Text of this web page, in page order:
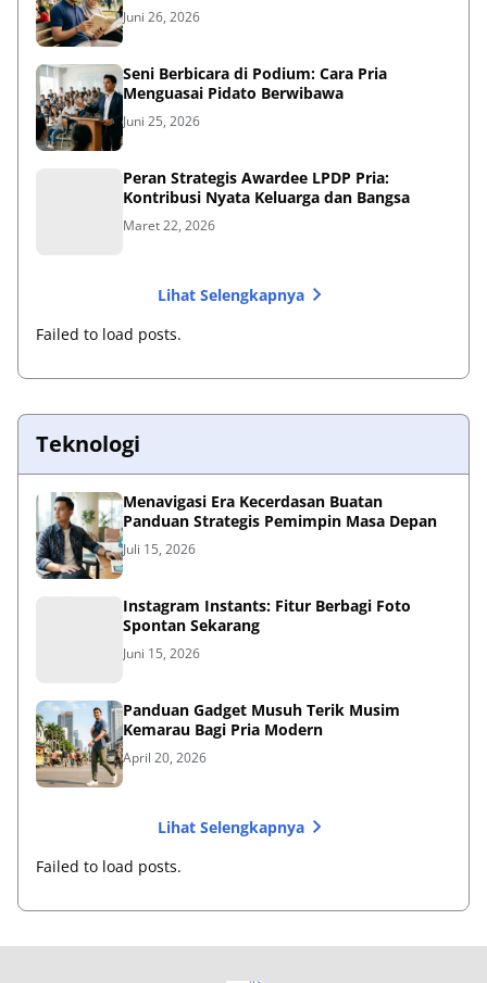
Juni 26, 2026
Seni Berbicara di Podium: Cara Pria
Menguasai Pidato Berwibawa
Juni 25, 2026
Peran Strategis Awardee LPDP Pria:
Kontribusi Nyata Keluarga dan Bangsa
Maret 22, 2026
Lihat Selengkapnya
Failed to load posts.
Teknologi
Menavigasi Era Kecerdasan Buatan
Panduan Strategis Pemimpin Masa Depan
Juli 15, 2026
Instagram Instants: Fitur Berbagi Foto
Spontan Sekarang
Juni 15, 2026
Panduan Gadget Musuh Terik Musim
Kemarau Bagi Pria Modern
April 20, 2026
Lihat Selengkapnya
Failed to load posts.